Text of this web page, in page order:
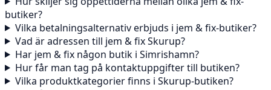
butiker?
Vilka betalningsalternativ erbjuds i jem & fix-butiker?
Vad är adressen till jem & fix Skurup?
Har jem & fix någon butik i Simrishamn?
Hur får man tag på kontaktuppgifter till butiken?
Vilka produktkategorier finns i Skurup-butiken?